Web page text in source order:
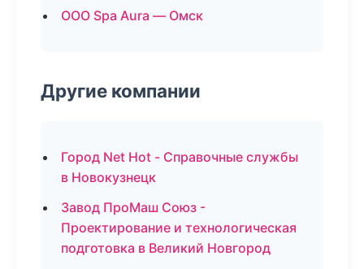
ООО Spa Aura — Омск
Другие компании
Город Net Hot - Справочные службы
в Новокузнецк
Завод ПроМаш Союз -
Проектирование и технологическая
подготовка в Великий Новгород